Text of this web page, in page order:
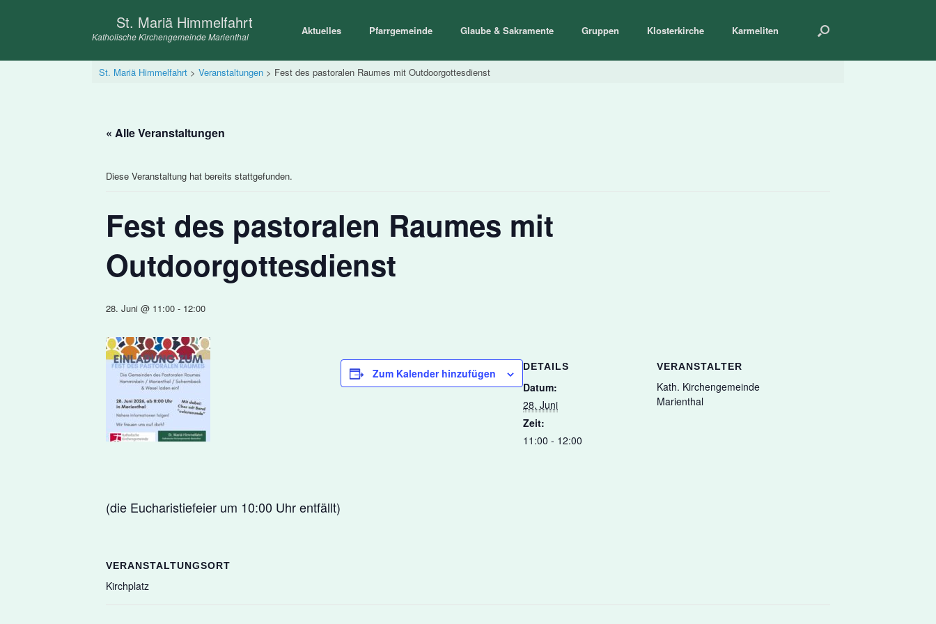
St. Mariä Himmelfahrt
Katholische Kirchengemeinde Marienthal Aktuelles Pfarrgemeinde Glaube & Sakramente Gruppen Klosterkirche Karmeliten
St. Mariä Himmelfahrt > Veranstaltungen> Fest des pastoralen Raumes mit Outdoorgottesdienst
« Alle Veranstaltungen
Diese Veranstaltung hat bereits stattgefunden.
Fest des pastoralen Raumes mit
Outdoorgottesdienst
28. Juni @ 11:00 - 12:00
(die Eucharistiefeier um 10:00 Uhr entfällt)
Zum Kalender hinzufügen DETAILS
Datum:
28. Juni
Zeit:
11:00 - 12:00
VERANSTALTER
Kath. Kirchengemeinde
Marienthal
VERANSTALTUNGSORT
Kirchplatz